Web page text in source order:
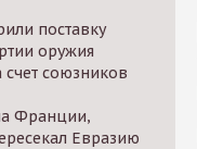
поставку
оружия
счет союзников
Франции,
Евразию